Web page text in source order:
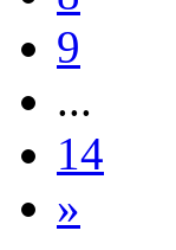
9
...
14
»